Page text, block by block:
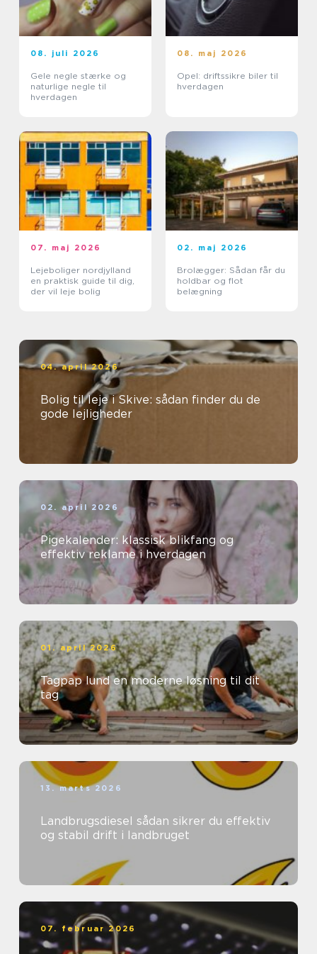
08. juli 2026
Gele negle stærke og
naturlige negle til
hverdagen
08. maj 2026
Opel: driftssikre biler til
hverdagen
07. maj 2026
Lejeboliger nordjylland
en praktisk guide til dig,
der vil leje bolig
02. maj 2026
Brolægger: Sådan får du
holdbar og flot
belægning
04. april 2026
Bolig til leje i Skive: sådan finder du de
gode lejligheder
02. april 2026
Pigekalender: klassisk blikfang og
effektiv reklame i hverdagen
01. april 2026
Tagpap lund en moderne løsning til dit
tag
13. marts 2026
Landbrugsdiesel sådan sikrer du effektiv
og stabil drift i landbruget
07. februar 2026